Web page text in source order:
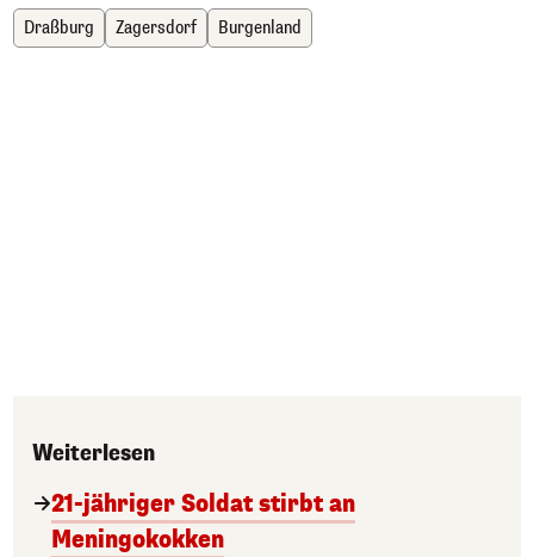
Draßburg Zagersdorf Burgenland
Weiterlesen
21-jähriger Soldat stirbt an
Meningokokken